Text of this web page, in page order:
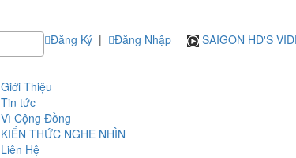
Đăng Ký | Đăng Nhập SAIGON HD'S
Giới Thiệu
Tin tức
Vì Cộng Đồng
KIẾN THỨC NGHE NHÌN
Liên Hệ